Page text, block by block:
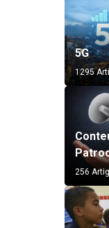
5G
1295
256